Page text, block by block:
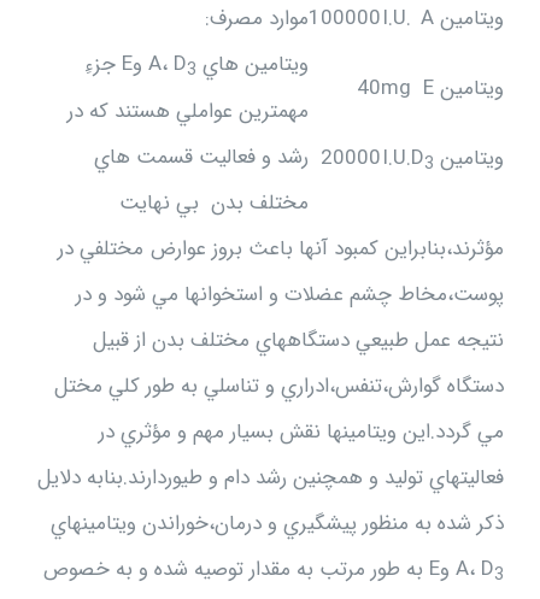
ویتامینA
I.U.
100000
ویتامینE
mg
40
ویتامین D3
I.U.
20000
موارد مصرف:
ويتامين هاي A، D 3
وE جزءِ
مهمترين عواملي هستند كه در
رشد و فعاليت قسمت هاي
مختلف بدن بي نهايت
مؤثرند،بنابراين كمبود آنها باعث بروز عوارض مختلفي در
پوست،مخاط چشم عضلات و استخوانها مي شود و در
نتيجه عمل طبيعي دستگاههاي مختلف بدن از قبيل
دستگاه گوارش،تنفس،ادراري و تناسلي به طور كلي مختل
مي گردد.اين ويتامينها نقش بسيار مهم و مؤثري در
فعاليتهاي توليد و همچنين رشد دام و طيوردارند.بنابه دلايل
ذكر شده به منظور پيشگيري و درمان،خوراندن ويتامينهاي
A، D3
وE به طور مرتب به مقدار توصيه شده و به خصوص